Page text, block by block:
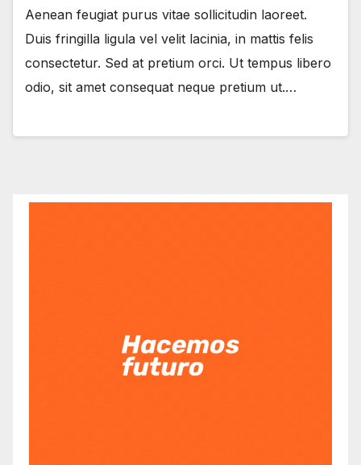
Aenean feugiat purus vitae sollicitudin laoreet.
Duis fringilla ligula vel velit lacinia, in mattis felis
consectetur. Sed at pretium orci. Ut tempus libero
odio, sit amet consequat neque pretium ut.…